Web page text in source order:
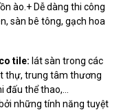
ào.+ Dễ dàng thi công
sàn bê tông, gạch hoa
tile: lát sàn trong các
thự, trung tâm thương
thể thao,…
những tính năng tuyệt